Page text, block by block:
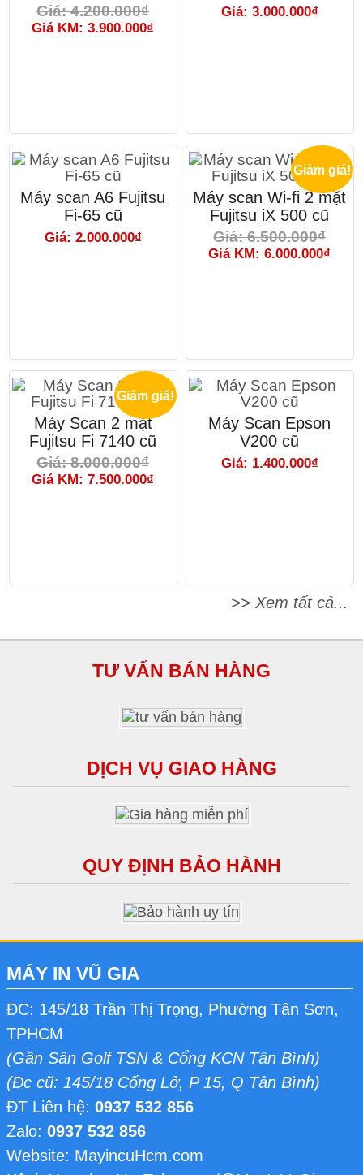
Giá: 4.200.000₫
Giá KM: 3.900.000₫
Giá: 3.000.000₫
Máy scan A6 Fujitsu
Fi-65 cũ
Giá: 2.000.000₫
Giảm giá!
Máy scan Wi-fi 2 mặt
Fujitsu iX 500 cũ
Giá: 6.500.000₫
Giá KM: 6.000.000₫
Giảm giá!
Máy Scan 2 mặt
Fujitsu Fi 7140 cũ
Giá: 8.000.000₫
Giá KM: 7.500.000₫
Máy Scan Epson
V200 cũ
Giá: 1.400.000₫
>> Xem tất cả...
TƯ VẤN BÁN HÀNG
DỊCH VỤ GIAO HÀNG
QUY ĐỊNH BẢO HÀNH
MÁY IN VŨ GIA
ĐC: 145/18 Trần Thị Trọng, Phường Tân Sơn,
TPHCM
(Gần Sân Golf TSN & Cổng KCN Tân Bình)
(Đc cũ: 145/18 Cống Lở, P 15, Q Tân Bình)
ĐT Liên hệ: 0937 532 856
Zalo: 0937 532 856
Website: MayincuHcm.com